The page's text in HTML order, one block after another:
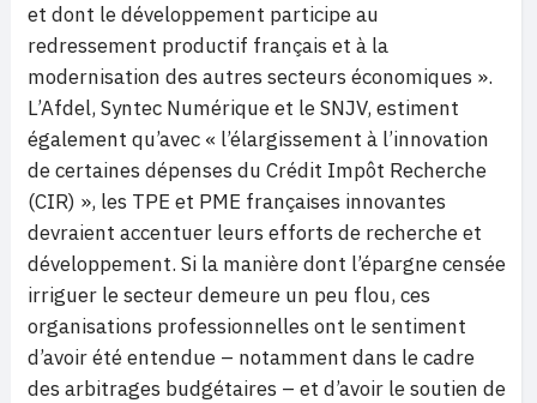
et dont le développement participe au
redressement productif français et à la
modernisation des autres secteurs économiques ».
L’Afdel, Syntec Numérique et le SNJV, estiment
également qu’avec « l’élargissement à l’innovation
de certaines dépenses du Crédit Impôt Recherche
(CIR) », les TPE et PME françaises innovantes
devraient accentuer leurs efforts de recherche et
développement. Si la manière dont l’épargne censée
irriguer le secteur demeure un peu flou, ces
organisations professionnelles ont le sentiment
d’avoir été entendue – notamment dans le cadre
des arbitrages budgétaires – et d’avoir le soutien de